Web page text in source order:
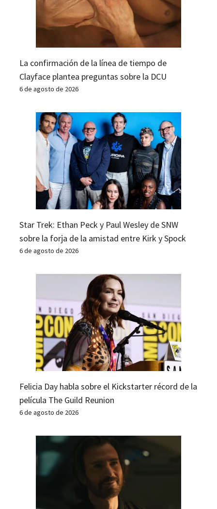
La confirmación de la línea de tiempo de
Clayface plantea preguntas sobre la DCU
6 de agosto de 2026
Star Trek: Ethan Peck y Paul Wesley de SNW
sobre la forja de la amistad entre Kirk y Spock
6 de agosto de 2026
Felicia Day habla sobre el Kickstarter récord de la
película The Guild Reunion
6 de agosto de 2026